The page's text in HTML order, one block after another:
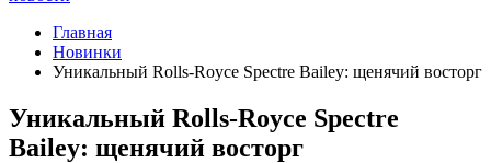
Главная
Новинки
Уникальный Rolls-Royce Spectre Bailey: щенячий восторг
Уникальный Rolls-Royce Spectre
Bailey: щенячий восторг